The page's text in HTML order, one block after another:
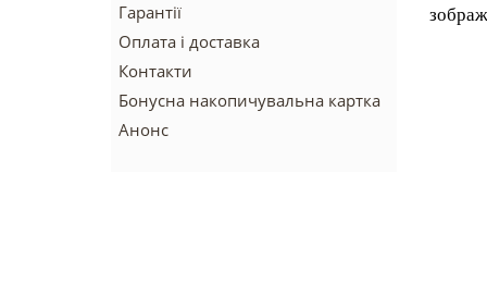
Гарантії
Оплата і доставка
Контакти
Бонусна накопичувальна картка
Анонс